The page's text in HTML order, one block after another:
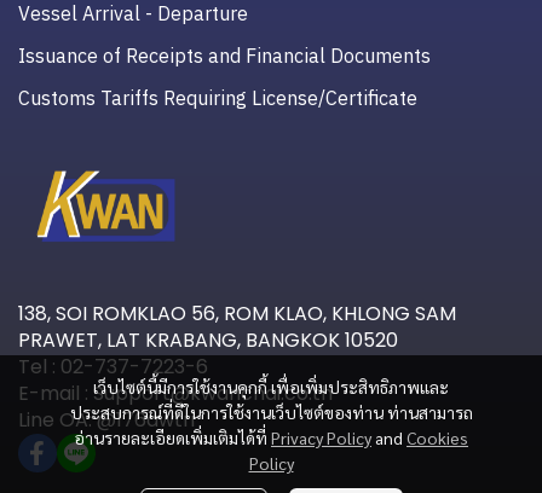
เว็บไซต์นี้มีการใช้งานคุกกี้ เพื่อเพิ่มประสิทธิภาพและ
ประสบการณ์ที่ดีในการใช้งานเว็บไซต์ของท่าน ท่านสามารถ
อ่านรายละเอียดเพิ่มเติมได้ที่ Privacy Policy and Cookies
Policy
Vessel Arrival - Departure
Issuance of Receipts and Financial Documents
Customs Tariffs Requiring License/Certificate
138, SOI ROMKLAO 56, ROM KLAO, KHLONG SAM
PRAWET, LAT KRABANG, BANGKOK 10520
Tel : 02-737-7223-6
E-mail : Support@kwanchai.co.th
Line OA: @176awtri